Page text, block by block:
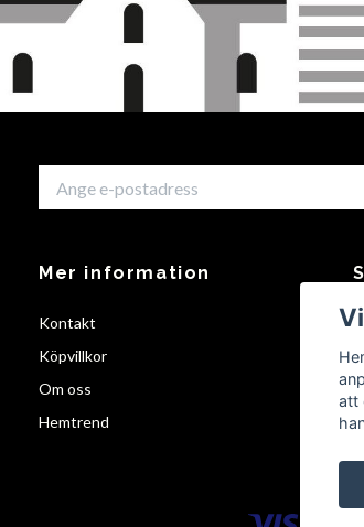
Mer information
Kontakt
Köpvillkor
Om oss
Hemtrend
att